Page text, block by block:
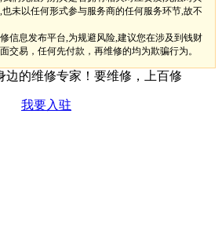
未以任何形式参与服务商的任何服务环节,故不
信息发布平台,为规避风险,建议您在涉及到钱财
交易，任何先付款，再维修的均为欺骗行为。
边的维修专家！要维修，上百修
我要入驻